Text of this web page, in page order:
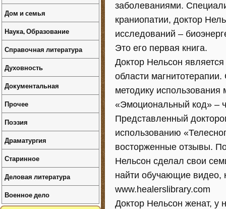
заболеваниями.
краниопатии, доктор
исследований –
Это его первая книга.
Доктор Нельсон
области
методику
«Эмоциональный код» –
Представленный
использованию
восторженные отзывы.
Нельсон сделал свои
найти обучающие видео,
www.healerslibrary.com
Доктор Нельсон женат, у
Дом и семья
Наука, Образование
Справочная литература
Духовность
Документальная
Прочее
Поэзия
Драматургия
Старинное
Деловая литература
Военное дело